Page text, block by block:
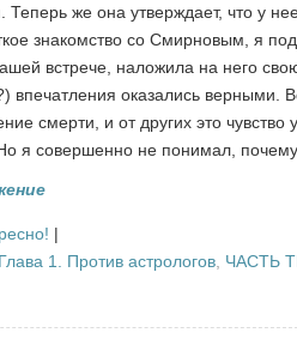
Теперь же она утверждает, что у
знакомство со Смирновым, я
встрече, наложила на него
впечатления оказались верными.
смерти, и от других это
я совершенно не понимал,
|
Глава 1. Против астрологов, ЧАСТЬ